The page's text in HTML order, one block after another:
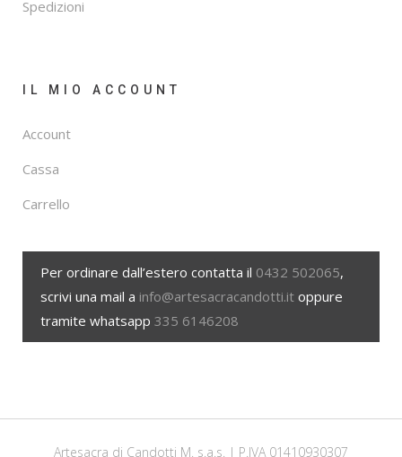
Spedizioni
IL MIO ACCOUNT
Account
Cassa
Carrello
Per ordinare dall’estero contatta il 0432 502065,
scrivi una mail a info@artesacracandotti.it oppure
tramite whatsapp 335 6146208
Artesacra di Candotti M. s.a.s. | P.IVA 01410930307